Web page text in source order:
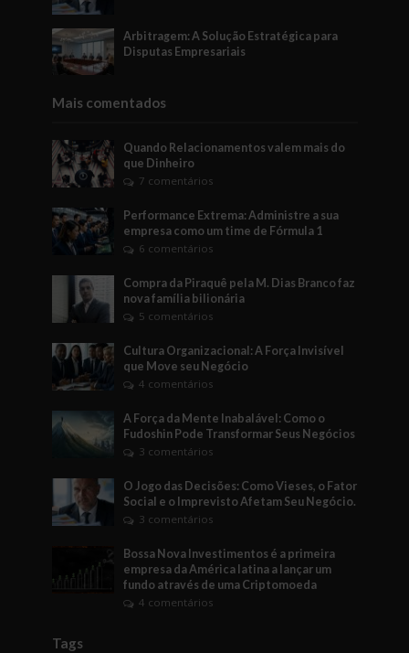
Arbitragem: A Solução Estratégica para
Disputas Empresariais
Mais comentados
Quando Relacionamentos valem mais do
que Dinheiro
7 comentários
Performance Extrema: Administre a sua
empresa como um time de Fórmula 1
6 comentários
Compra da Piraquê pela M. Dias Branco faz
nova família bilionária
5 comentários
Cultura Organizacional: A Força Invisível
que Move seu Negócio
4 comentários
A Força da Mente Inabalável: Como o
Fudoshin Pode Transformar Seus Negócios
3 comentários
O Jogo das Decisões: Como Vieses, o Fator
Social e o Imprevisto Afetam Seu Negócio.
3 comentários
Bossa Nova Investimentos é a primeira
empresa da América latina a lançar um
fundo através de uma Criptomoeda
4 comentários
Tags